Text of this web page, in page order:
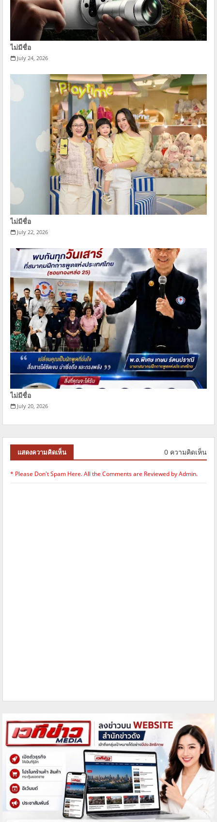
ไม่มีชื่อ
July 24, 2026
ไม่มีชื่อ
July 22, 2026
ไม่มีชื่อ
July 20, 2026
แสดงความคิดเห็น 0 ความคิดเห็น
* Please Don't Spam Here. All the Comments are Reviewed by Admin.